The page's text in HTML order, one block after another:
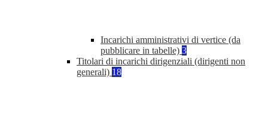
Incarichi amministrativi di vertice (da
pubblicare in tabelle) 3
Titolari di incarichi dirigenziali (dirigenti non
generali) 18